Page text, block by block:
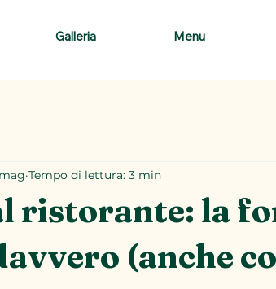
Galleria Menu
ristorante: la
(anche
Tempo di lettura: 3 min